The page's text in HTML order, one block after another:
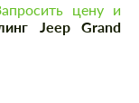
цену и
Jeep Grand